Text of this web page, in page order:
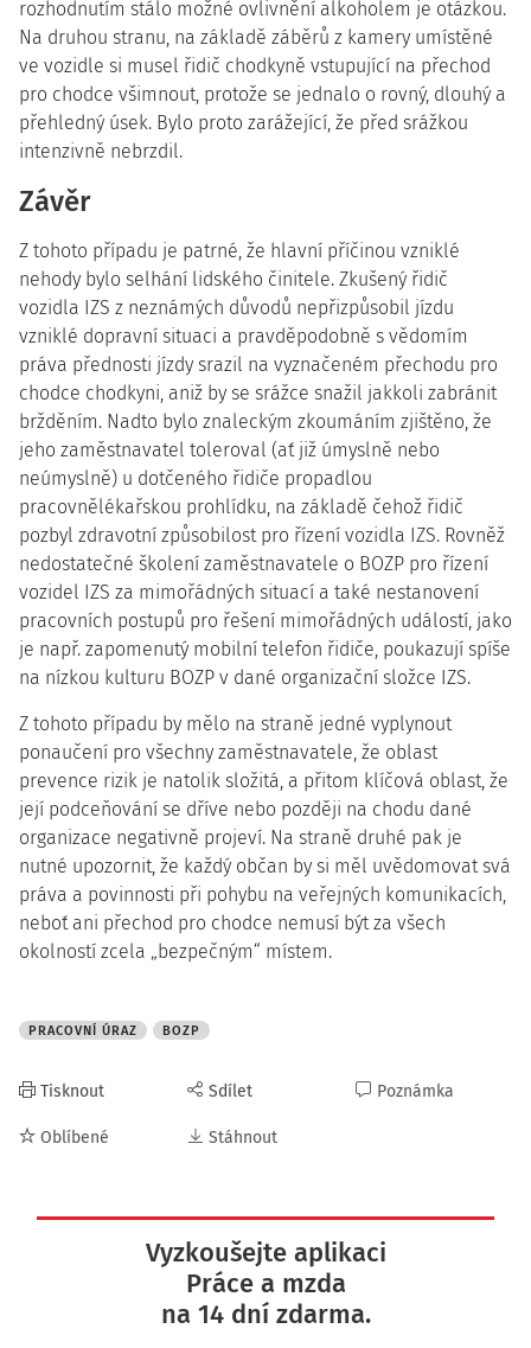
rozhodnutím stálo možné ovlivnění alkoholem je otázkou.
Na druhou stranu, na základě záběrů z kamery umístěné
ve vozidle si musel řidič chodkyně vstupující na přechod
pro chodce všimnout, protože se jednalo o rovný, dlouhý a
přehledný úsek. Bylo proto zarážející, že před srážkou
intenzivně nebrzdil.
Závěr
Z tohoto případu je patrné, že hlavní příčinou vzniklé
nehody bylo selhání lidského činitele. Zkušený řidič
vozidla IZS z neznámých důvodů nepřizpůsobil jízdu
vzniklé dopravní situaci a pravděpodobně s vědomím
práva přednosti jízdy srazil na vyznačeném přechodu pro
chodce chodkyni, aniž by se srážce snažil jakkoli zabránit
bržděním. Nadto bylo znaleckým zkoumáním zjištěno, že
jeho zaměstnavatel toleroval (ať již úmyslně nebo
neúmyslně) u dotčeného řidiče propadlou
pracovnělékařskou prohlídku, na základě čehož řidič
pozbyl zdravotní způsobilost pro řízení vozidla IZS. Rovněž
nedostatečné školení zaměstnavatele o BOZP pro řízení
vozidel IZS za mimořádných situací a také nestanovení
pracovních postupů pro řešení mimořádných událostí, jako
je např. zapomenutý mobilní telefon řidiče, poukazují spíše
na nízkou kulturu BOZP v dané organizační složce IZS.
Z tohoto případu by mělo na straně jedné vyplynout
ponaučení pro všechny zaměstnavatele, že oblast
prevence rizik je natolik složitá, a přitom klíčová oblast, že
její podceňování se dříve nebo později na chodu dané
organizace negativně projeví. Na straně druhé pak je
nutné upozornit, že každý občan by si měl uvědomovat svá
práva a povinnosti při pohybu na veřejných komunikacích,
neboť ani přechod pro chodce nemusí být za všech
okolností zcela „bezpečným“ místem.
PRACOVNÍ ÚRAZ BOZP
Tisknout
Oblíbené
Sdílet
Stáhnout
Poznámka
Vyzkoušejte aplikaci
Práce a mzda
na 14 dní zdarma.